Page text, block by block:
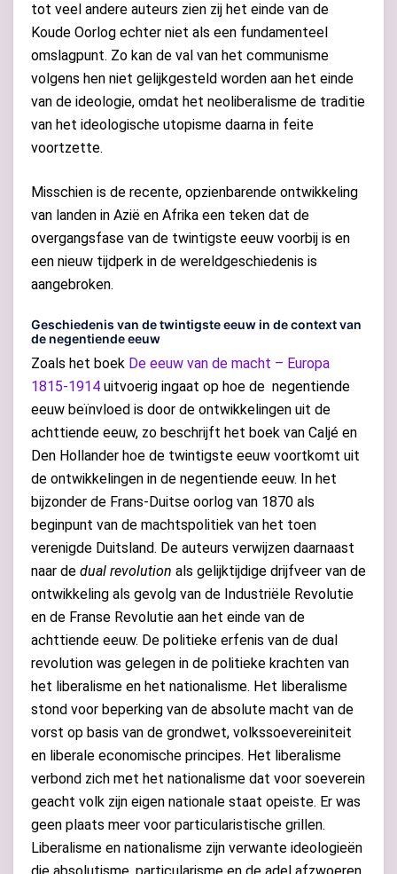
tot veel andere auteurs zien zij het einde van de
Koude Oorlog echter niet als een fundamenteel
omslagpunt. Zo kan de val van het communisme
volgens hen niet gelijkgesteld worden aan het einde
van de ideologie, omdat het neoliberalisme de traditie
van het ideologische utopisme daarna in feite
voortzette.
Misschien is de recente, opzienbarende ontwikkeling
van landen in Azië en Afrika een teken dat de
overgangsfase van de twintigste eeuw voorbij is en
een nieuw tijdperk in de wereldgeschiedenis is
aangebroken.
Geschiedenis van de twintigste eeuw in de context van
de negentiende eeuw
Zoals het boek De eeuw van de macht – Europa
1815-1914 uitvoerig ingaat op hoe de negentiende
eeuw beïnvloed is door de ontwikkelingen uit de
achttiende eeuw, zo beschrijft het boek van Caljé en
Den Hollander hoe de twintigste eeuw voortkomt uit
de ontwikkelingen in de negentiende eeuw. In het
bijzonder de Frans-Duitse oorlog van 1870 als
beginpunt van de machtspolitiek van het toen
verenigde Duitsland. De auteurs verwijzen daarnaast
naar de dual revolution als gelijktijdige drijfveer van de
ontwikkeling als gevolg van de Industriële Revolutie
en de Franse Revolutie aan het einde van de
achttiende eeuw. De politieke erfenis van de dual
revolution was gelegen in de politieke krachten van
het liberalisme en het nationalisme. Het liberalisme
stond voor beperking van de absolute macht van de
vorst op basis van de grondwet, volkssoevereiniteit
en liberale economische principes. Het liberalisme
verbond zich met het nationalisme dat voor soeverein
geacht volk zijn eigen nationale staat opeiste. Er was
geen plaats meer voor particularistische grillen.
Liberalisme en nationalisme zijn verwante ideologieën